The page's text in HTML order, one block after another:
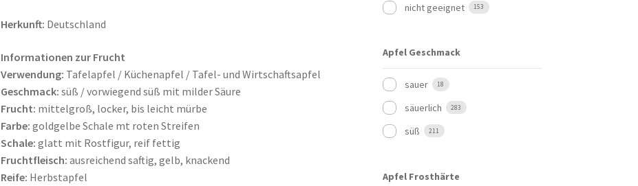
Herkunft: Deutschland
Informationen zur Frucht
Verwendung: Tafelapfel / Küchenapfel / Tafel- und Wirtschaftsapfel
Geschmack: süß / vorwiegend süß mit milder Säure
Frucht: mittelgroß, locker, bis leicht mürbe
Farbe: goldgelbe Schale mt roten Streifen
Schale: glatt mit Rostfigur, reif fettig
Fruchtfleisch: ausreichend saftig, gelb, knackend
Reife: Herbstapfel
nicht geeignet 153
Apfel Geschmack
sauer 18
säuerlich 283
süß 211
Apfel Frosthärte